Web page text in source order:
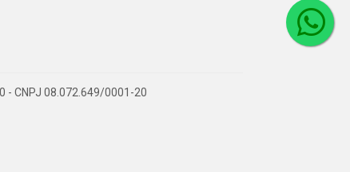
- CNPJ 08.072.649/0001-20